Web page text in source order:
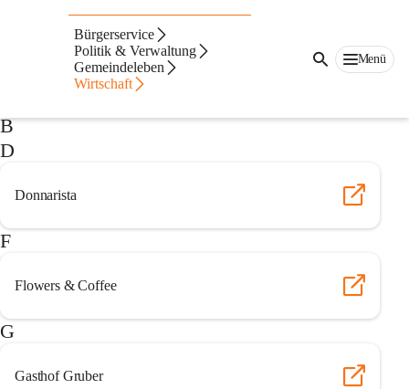
Bürgerservice
Politik & Verwaltung
Gemeindeleben
Wirtschaft
Menü
Kulinarische Betriebe in Markt Hartmannsdorf
B
D
Donnarista
F
Flowers & Coffee
G
Gasthof Gruber